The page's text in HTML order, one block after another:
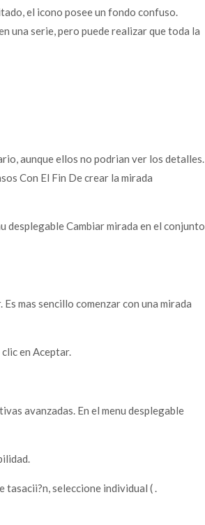
el icono posee un fondo confuso.
una serie, pero puede realizar que toda la
aunque ellos no podri­an ver los detalles.
Con El Fin De crear la mirada
desplegable Cambiar mirada en el conjunto
mas sencillo comenzar con una mirada
en Aceptar.
avanzadas. En el menu desplegable
seleccione individual ( .